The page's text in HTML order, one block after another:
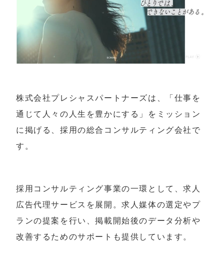
株式会社プレシャスパートナーズは、「仕事を
通じて人々の人生を豊かにする」をミッション
に掲げる、採用の総合コンサルティング会社で
す。
採用コンサルティング事業の一環として、求人
広告代理サービスを展開。求人媒体の選定やプ
ランの提案を行い、掲載開始後のデータ分析や
改善するためのサポートも提供しています。